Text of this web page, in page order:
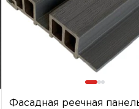
Фасадная реечная